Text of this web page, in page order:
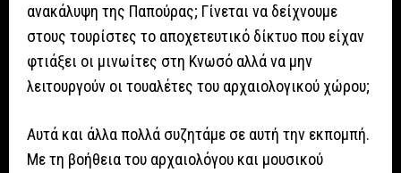
ανακάλυψη της Παπούρας; Γίνεται να δείχνουμε
στους τουρίστες το αποχετευτικό δίκτυο που είχαν
φτιάξει οι μινωίτες στη Κνωσό αλλά να μην
λειτουργούν οι τουαλέτες του αρχαιολογικού χώρου;
Αυτά και άλλα πολλά συζητάμε σε αυτή την εκπομπή.
Με τη βοήθεια του αρχαιολόγου και μουσικού